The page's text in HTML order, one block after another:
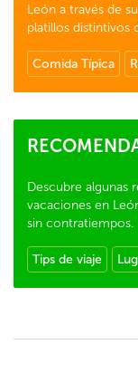
León a través de
platillos distintivos
Comida Típica
Descubre algunas
vacaciones en
sin contratiempos.
Tips de viaje